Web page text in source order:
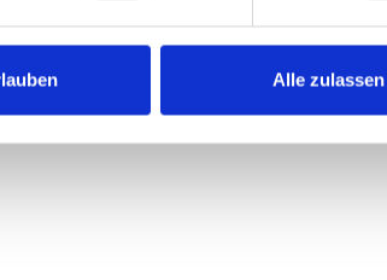
Alle zulassen